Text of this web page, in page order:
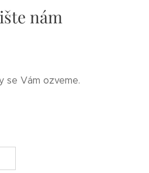
nám
se Vám ozveme.